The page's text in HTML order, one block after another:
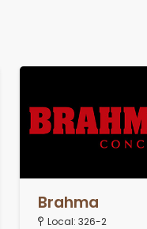
Brahma
Local: 326-2